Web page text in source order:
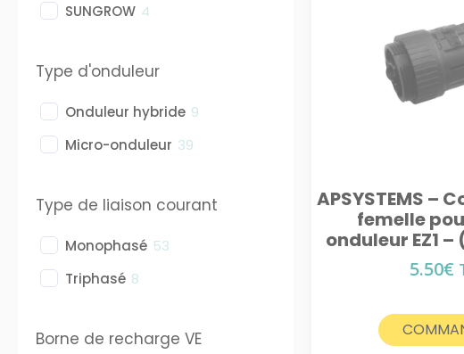
SUNGROW 4
Type d'onduleur
Onduleur hybride 9
Micro-onduleur 39
Type de liaison courant
Monophasé 53
Triphasé 8
Borne de recharge VE
APSYSTEMS –
femelle
onduleur EZ1 –
5.50€